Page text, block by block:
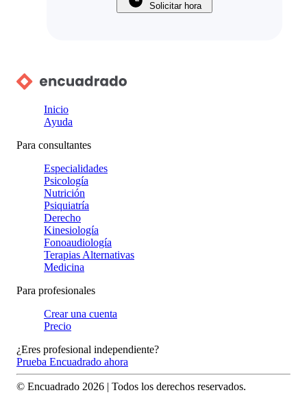
Solicitar hora
Inicio
Ayuda
Para consultantes
Especialidades
Psicología
Nutrición
Psiquiatría
Derecho
Kinesiología
Fonoaudiología
Terapias Alternativas
Medicina
Para profesionales
Crear una cuenta
Precio
¿Eres profesional independiente?
Prueba Encuadrado ahora
© Encuadrado 2026 | Todos los derechos reservados.